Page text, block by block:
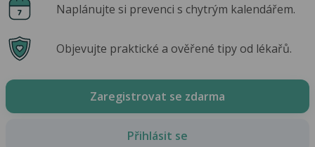
Naplánujte si prevenci s chytrým kalendářem.
Objevujte praktické a ověřené tipy od lékařů.
Zaregistrovat se zdarma
Přihlásit se